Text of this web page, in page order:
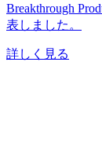
Breakthrough
表しました。
詳しく見る